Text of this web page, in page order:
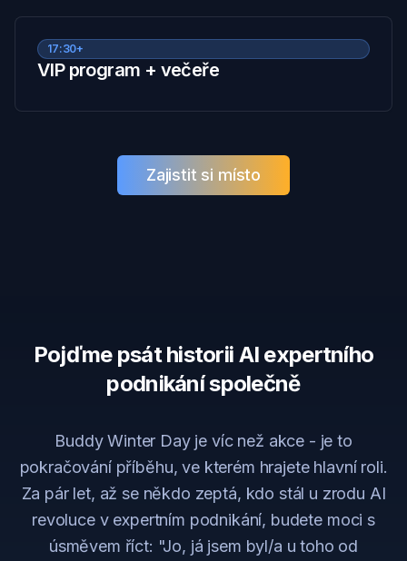
17:30+
VIP program + večeře
Zajistit si místo
Pojďme psát historii AI expertního
podnikání společně
Buddy Winter Day je víc než akce - je to
pokračování příběhu, ve kterém hrajete hlavní roli.
Za pár let, až se někdo zeptá, kdo stál u zrodu AI
revoluce v expertním podnikání, budete moci s
úsměvem říct: "Jo, já jsem byl/a u toho od